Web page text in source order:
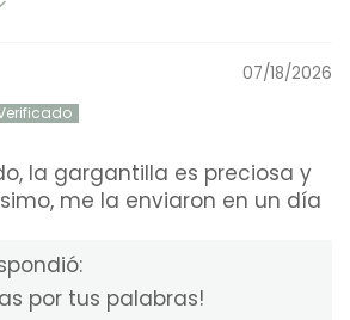
07/18/2026
la gargantilla es preciosa y
me la enviaron en un día
por tus palabras!